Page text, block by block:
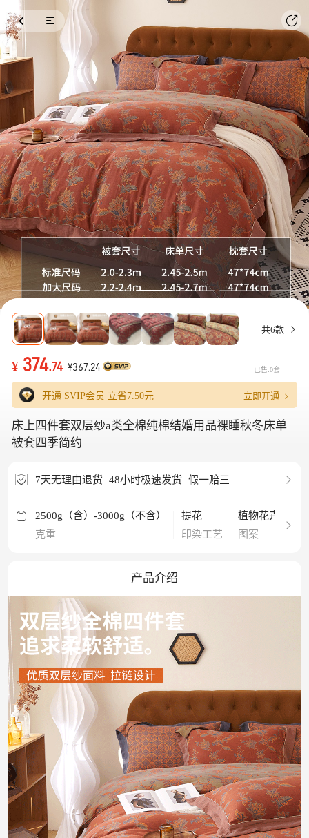
共6款
¥ 374.74 ¥367.24 已售:0套
开通 SVIP会员 立省7.50元 立即开通
床上四件套双层纱a类全棉纯棉结婚用品裸睡秋冬床单
被套四季简约
7天无理由退货 48小时极速发货 假一赔三
2500g（含）-3000g（不含）
克重
提花
印染工艺
植物花卉
图案
产品介绍